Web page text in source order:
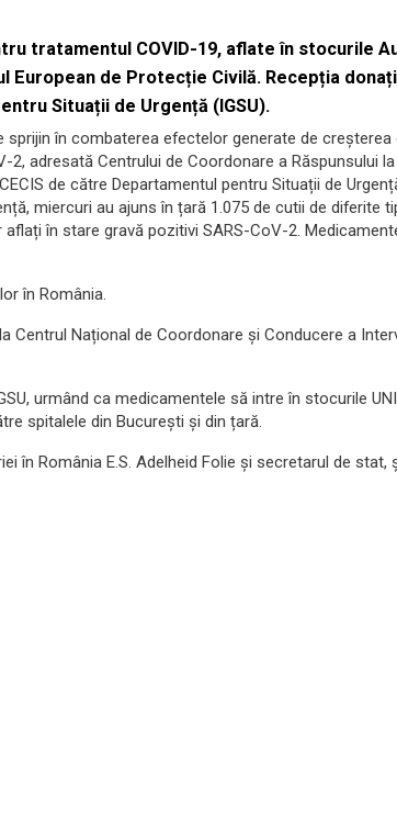
tratamentul COVID-19, aflate în stocurile
European de Protecție Civilă. Recepția
Situații de Urgență (IGSU).
în combaterea efectelor generate de creșterea
adresată Centrului de Coordonare a Răspunsului la
de către Departamentul pentru Situații de
miercuri au ajuns în țară 1.075 de cutii de diferite
în stare gravă pozitivi SARS-CoV-2.
în România.
Centrul Național de Coordonare și Conducere a
urmând ca medicamentele să intre în stocurile
spitalele din București și din țară.
în România E.S. Adelheid Folie și secretarul de stat,